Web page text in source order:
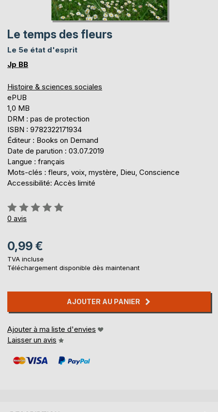
Le temps des fleurs
Le 5e état d'esprit
Jp BB
Histoire & sciences sociales
ePUB
1,0 MB
DRM : pas de protection
ISBN : 9782322171934
Éditeur : Books on Demand
Date de parution : 03.07.2019
Langue : français
Mots-clés : fleurs, voix, mystère, Dieu, Conscience
Accessibilité: Accès limité
Évaluation:
0%
0 avis
0,99 €
TVA incluse
Téléchargement disponible dès maintenant
AJOUTER AU PANIER
Ajouter à ma liste d'envies
Laisser un avis